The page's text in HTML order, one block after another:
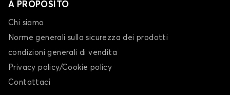
A PROPOSITO
Chi siamo
Norme generali sulla sicurezza dei prodotti
condizioni generali di vendita
Privacy policy/Cookie policy
Contattaci